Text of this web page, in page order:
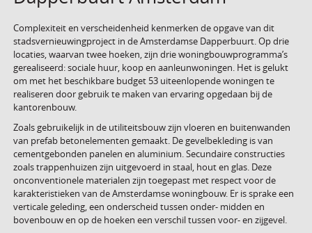
Complexiteit en verscheidenheid kenmerken de opgave van dit
stadsvernieuwingproject in de Amsterdamse Dapperbuurt. Op drie
locaties, waarvan twee hoeken, zijn drie woningbouwprogramma’s
gerealiseerd: sociale huur, koop en aanleunwoningen. Het is gelukt
om met het beschikbare budget 53 uiteenlopende woningen te
realiseren door gebruik te maken van ervaring opgedaan bij de
kantorenbouw.
Zoals gebruikelijk in de utiliteitsbouw zijn vloeren en buitenwanden
van prefab betonelementen gemaakt. De gevelbekleding is van
cementgebonden panelen en aluminium. Secundaire constructies
zoals trappenhuizen zijn uitgevoerd in staal, hout en glas. Deze
onconventionele materialen zijn toegepast met respect voor de
karakteristieken van de Amsterdamse woningbouw. Er is sprake een
verticale geleding, een onderscheid tussen onder- midden en
bovenbouw en op de hoeken een verschil tussen voor- en zijgevel.